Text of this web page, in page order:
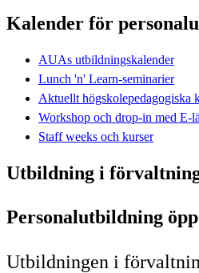
Kalender för
AUAs utbildningskalender
Lunch 'n' Learn-seminarier
Aktuellt högskolepedagogiska
Workshop och drop-in med E-
Staff weeks och kurser
Utbildning i
Personalutbildning
Utbildningen i